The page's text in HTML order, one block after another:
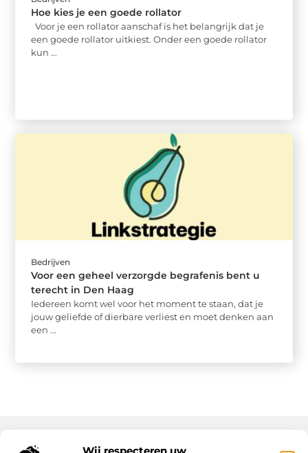
Wij respecteren uw
Hoe kies je een goede rollator
Voor je een rollator aanschaf is het belangrijk dat je
een goede rollator uitkiest. Onder een goede rollator
kun ...
Bedrijven
Voor een geheel verzorgde begrafenis bent u
terecht in Den Haag
Iedereen komt wel voor het moment te staan, dat je
jouw geliefde of dierbare verliest en moet denken aan
een ...